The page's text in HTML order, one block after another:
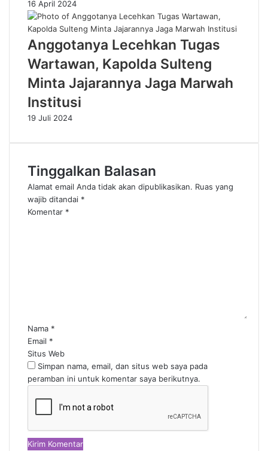
16 April 2024
Anggotanya Lecehkan Tugas
Wartawan, Kapolda Sulteng
Minta Jajarannya Jaga Marwah
Institusi
19 Juli 2024
Tinggalkan Balasan
Alamat email Anda tidak akan dipublikasikan. Ruas yang
wajib ditandai *
Komentar *
Nama *
Email *
Situs Web
Simpan nama, email, dan situs web saya pada
peramban ini untuk komentar saya berikutnya.